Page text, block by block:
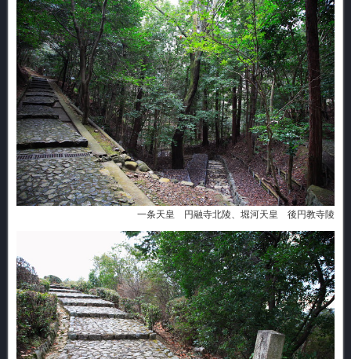
一条天皇 円融寺北陵、堀河天皇 後円教寺陵